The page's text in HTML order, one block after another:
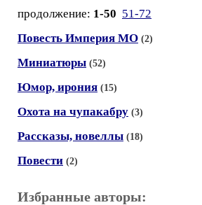
продолжение: 1-50 51-72
Повесть Империя МО (2)
Миниатюры (52)
Юмор, ирония (15)
Охота на чупакабру (3)
Рассказы, новеллы (18)
Повести (2)
Избранные авторы: